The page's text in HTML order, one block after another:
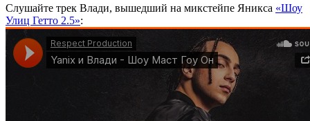
Слушайте трек Влади, вышедший на микстейпе Яникса «Шоу
Улиц Гетто 2.5»: